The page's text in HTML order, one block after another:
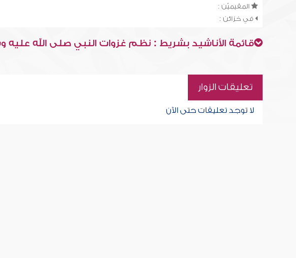
المقيميّن :
في خزائن :
قائمة الأناشيد بشريط : نظم غزوات النبي صلى الله
تعليقات الزوار
لا توجد تعليقات حتى الآن